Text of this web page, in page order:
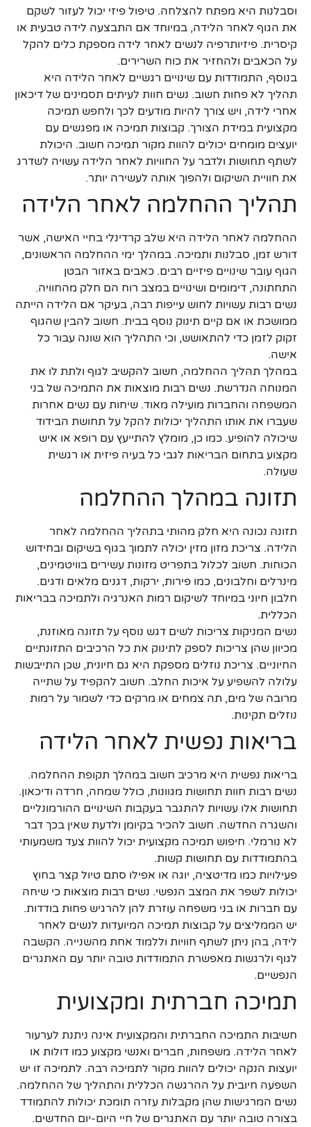
וסבלנות היא מפתח להצלחה. טיפול פיזי יכול לעזור לשקם
את הגוף לאחר הלידה, במיוחד אם התבצעה לידה טבעית או
קיסרית. פיזיותרפיה לנשים לאחר לידה מספקת כלים להקל
על הכאבים ולהחזיר את כוח השרירים.
בנוסף, התמודדות עם שינויים רגשיים לאחר הלידה היא
תהליך לא פחות חשוב. נשים חוות לעיתים תסמינים של דיכאון
אחרי לידה, ויש צורך להיות מודעים לכך ולחפש תמיכה
מקצועית במידת הצורך. קבוצות תמיכה או מפגשים עם
יועצים מומחים יכולים להוות מקור תמיכה חשוב. היכולת
לשתף תחושות ולדבר על החוויות לאחר הלידה עשויה לשדרג
את חוויית השיקום ולהפוך אותה לעשירה יותר.
תהליך ההחלמה לאחר הלידה
ההחלמה לאחר הלידה היא שלב קרדינלי בחיי האישה, אשר
דורש זמן, סבלנות ותמיכה. במהלך ימי ההחלמה הראשונים,
הגוף עובר שינויים פיזיים רבים. כאבים באזור הבטן
התחתונה, דימומים ושינויים במצב רוח הם חלק מהחוויה.
נשים רבות עשויות לחוש עייפות רבה, בעיקר אם הלידה הייתה
ממושכת או אם קיים תינוק נוסף בבית. חשוב להבין שהגוף
זקוק לזמן כדי להתאושש, וכי התהליך הוא שונה עבור כל
אישה.
במהלך תהליך ההחלמה, חשוב להקשיב לגוף ולתת לו את
המנוחה הנדרשת. נשים רבות מוצאות את התמיכה של בני
המשפחה והחברות מועילה מאוד. שיחות עם נשים אחרות
שעברו את אותו התהליך יכולות להקל על תחושת הבידוד
שיכולה להופיע. כמו כן, מומלץ להתייעץ עם רופא או איש
מקצוע בתחום הבריאות לגבי כל בעיה פיזית או רגשית
שעולה.
תזונה במהלך ההחלמה
תזונה נכונה היא חלק מהותי בתהליך ההחלמה לאחר
הלידה. צריכת מזון מזין יכולה לתמוך בגוף בשיקום ובחידוש
הכוחות. חשוב לכלול בתפריט מזונות עשירים בוויטמינים,
מינרלים וחלבונים, כמו פירות, ירקות, דגנים מלאים ודגים.
חלבון חיוני במיוחד לשיקום רמות האנרגיה ולתמיכה בבריאות
הכללית.
נשים המניקות צריכות לשים דגש נוסף על תזונה מאוזנת,
מכיוון שהן צריכות לספק לתינוק את כל הרכיבים התזונתיים
החיוניים. צריכת נוזלים מספקת היא גם חיונית, שכן התייבשות
עלולה להשפיע על איכות החלב. חשוב להקפיד על שתייה
מרובה של מים, תה צמחים או מרקים כדי לשמור על רמות
נוזלים תקינות.
בריאות נפשית לאחר הלידה
בריאות נפשית היא מרכיב חשוב במהלך תקופת ההחלמה.
נשים רבות חוות תחושות מגוונות, כולל שמחה, חרדה ודיכאון.
תחושות אלו עשויות להתגבר בעקבות השינויים ההורמונליים
והשגרה החדשה. חשוב להכיר בקיומן ולדעת שאין בכך דבר
לא נורמלי. חיפוש תמיכה מקצועית יכול להוות צעד משמעותי
בהתמודדות עם תחושות קשות.
פעילויות כמו מדיטציה, יוגה או אפילו סתם טיול קצר בחוץ
יכולות לשפר את המצב הנפשי. נשים רבות מוצאות כי שיחה
עם חברות או בני משפחה עוזרת להן להרגיש פחות בודדות.
יש הממליצים על קבוצות תמיכה המיועדות לנשים לאחר
לידה, בהן ניתן לשתף חוויות וללמוד אחת מהשנייה. הקשבה
לגוף ולרגשות מאפשרת התמודדות טובה יותר עם האתגרים
הנפשיים.
תמיכה חברתית ומקצועית
חשיבות התמיכה החברתית והמקצועית אינה ניתנת לערעור
לאחר הלידה. משפחות, חברים ואנשי מקצוע כמו דולות או
יועצות הנקה יכולים להוות מקור לתמיכה רבה. לתמיכה זו יש
השפעה חיובית על ההרגשה הכללית והתהליך של ההחלמה.
נשים המרגישות שהן מקבלות עזרה תומכת יכולות להתמודד
בצורה טובה יותר עם האתגרים של חיי היום-יום החדשים.